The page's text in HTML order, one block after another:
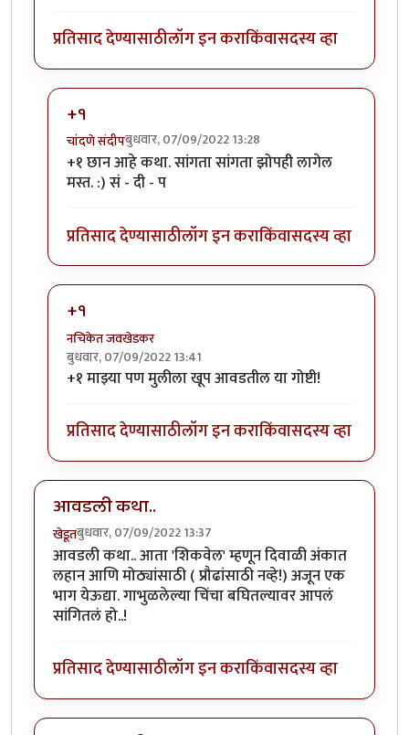
प्रतिसाद देण्यासाठीलॉग इन कराकिंवासदस्य व्हा
+१
चांदणे संदीपबुधवार, 07/09/2022 13:28
In reply toचला लेकीला सांगायला छान
+१ छान आहे कथा. सांगता सांगता झोपही लागेल
मस्त. :) सं - दी - प
प्रतिसाद देण्यासाठीलॉग इन कराकिंवासदस्य व्हा
+१
नचिकेत जवखेडकर
बुधवार, 07/09/2022 13:41
In reply toचला लेकीला सांगायला छान
+१ माझ्या पण मुलीला खूप आवडतील या गोष्टी!
प्रतिसाद देण्यासाठीलॉग इन कराकिंवासदस्य व्हा
आवडली कथा..
खेडूतबुधवार, 07/09/2022 13:37
आवडली कथा.. आता 'शिकवेल' म्हणून दिवाळी अंकात
लहान आणि मोठ्यांसाठी ( प्रौढांसाठी नव्हे!) अजून एक
भाग येऊद्या. गाभुळलेल्या चिंचा बघितल्यावर आपलं
सांगितलं हो..!
प्रतिसाद देण्यासाठीलॉग इन कराकिंवासदस्य व्हा